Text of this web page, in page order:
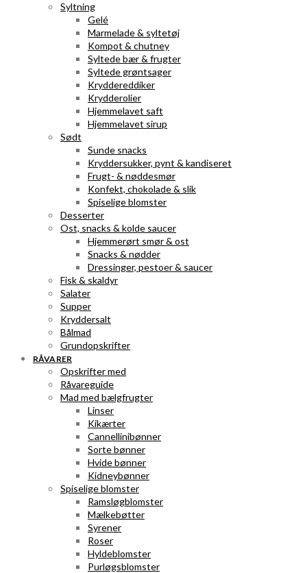
Syltning
Gelé
Marmelade & syltetøj
Kompot & chutney
Syltede bær & frugter
Syltede grøntsager
Kryddereddiker
Krydderolier
Hjemmelavet saft
Hjemmelavet sirup
Sødt
Sunde snacks
Kryddersukker, pynt & kandiseret
Frugt- & nøddesmør
Konfekt, chokolade & slik
Spiselige blomster
Desserter
Ost, snacks & kolde saucer
Hjemmerørt smør & ost
Snacks & nødder
Dressinger, pestoer & saucer
Fisk & skaldyr
Salater
Supper
Kryddersalt
Bålmad
Grundopskrifter
RÅVARER
Opskrifter med
Råvareguide
Mad med bælgfrugter
Linser
Kikærter
Cannellinibønner
Sorte bønner
Hvide bønner
Kidneybønner
Spiselige blomster
Ramsløgblomster
Mælkebøtter
Syrener
Roser
Hyldeblomster
Purløgsblomster